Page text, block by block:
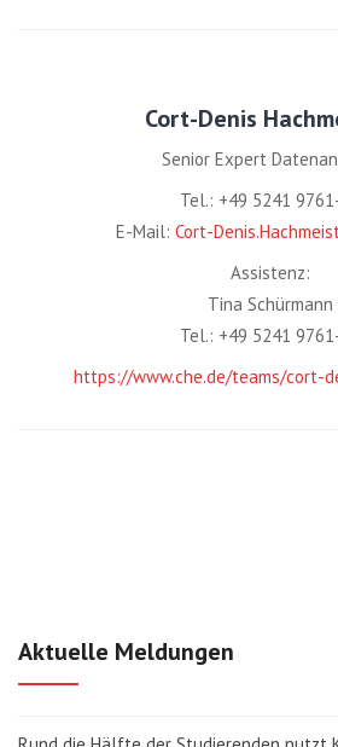
Cort-Denis
Senior Expert
Tel.: +49 5241
E-Mail: Cort-
Assistenz:
Tina Schürmann
Tel.: +49 5241
https://www.che.de/teams/cort-
Aktuelle Meldungen